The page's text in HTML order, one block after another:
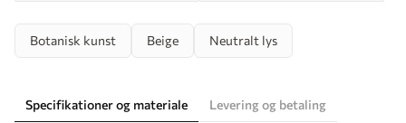
Botanisk kunst Beige Neutralt lys
Specifikationer og materiale
Levering og betaling